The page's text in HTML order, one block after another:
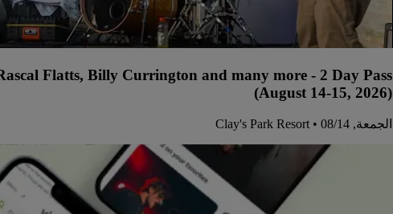
Flatts, Billy Currington and many more - 2 Day Pass
(August 14-15, 2026)
الجمعة, 14‏/08 • Clay's Park Resort